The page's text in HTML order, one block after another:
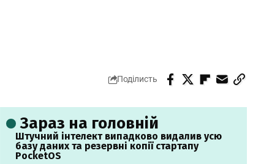
Поділисть
Зараз на головній
Штучний інтелект випадково видалив усю
базу даних та резервні копії стартапу
PocketOS